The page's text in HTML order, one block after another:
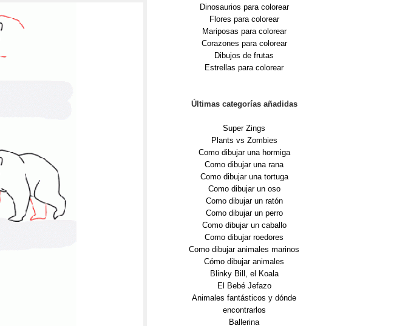
Dinosaurios para colorear
Flores para colorear
Mariposas para colorear
Corazones para colorear
Dibujos de frutas
Estrellas para colorear
Últimas categorías añadidas
Super Zings
Plants vs Zombies
Como dibujar una hormiga
Como dibujar una rana
Como dibujar una tortuga
Como dibujar un oso
Como dibujar un ratón
Como dibujar un perro
Como dibujar un caballo
Como dibujar roedores
Como dibujar animales marinos
Cómo dibujar animales
Blinky Bill, el Koala
El Bebé Jefazo
Animales fantásticos y dónde
encontrarlos
Ballerina